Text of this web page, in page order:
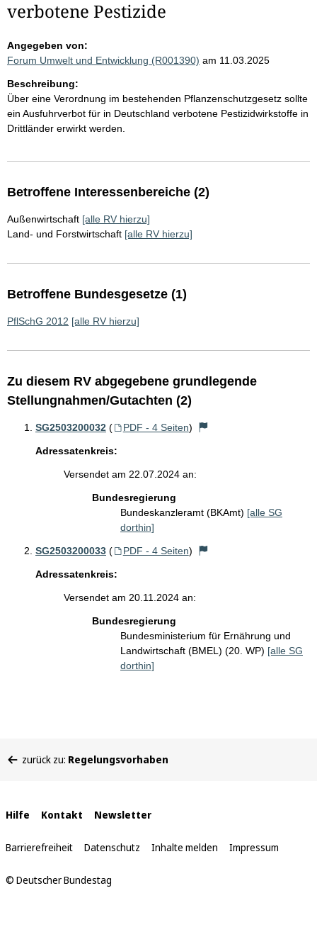
verbotene Pestizide
Angegeben von:
Forum Umwelt und Entwicklung (R001390) am 11.03.2025
Beschreibung:
Über eine Verordnung im bestehenden Pflanzenschutzgesetz sollte
ein Ausfuhrverbot für in Deutschland verbotene Pestizidwirkstoffe in
Drittländer erwirkt werden.
Betroffene Interessenbereiche (2)
Außenwirtschaft [alle RV hierzu]
Land- und Forstwirtschaft [alle RV hierzu]
Betroffene Bundesgesetze (1)
PflSchG 2012 [alle RV hierzu]
Zu diesem RV abgegebene grundlegende
Stellungnahmen/Gutachten (2)
SG2503200032 ( PDF - 4 Seiten)
Adressatenkreis:
Versendet am 22.07.2024 an:
Bundesregierung
Bundeskanzleramt (BKAmt) [alle SG
dorthin]
SG2503200033 ( PDF - 4 Seiten)
Adressatenkreis:
Versendet am 20.11.2024 an:
Bundesregierung
Bundesministerium für Ernährung und
Landwirtschaft (BMEL) (20. WP) [alle SG
dorthin]
befinden
zurück zu: Regelungsvorhaben
Interne
Links
Hilfe Kontakt Newsletter
Barrierefreiheit Datenschutz Inhalte melden Impressum
© Deutscher Bundestag